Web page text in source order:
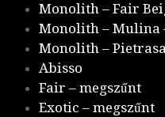
Monolith – Fair
Monolith – Mulina
Monolith –
Abisso
Fair – megszűnt
Exotic – megszűnt